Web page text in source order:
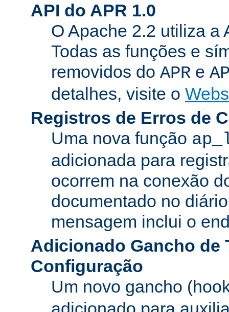
API do APR 1.0
O Apache 2.2 utiliza a
Todas as funções e
removidos do APR e
detalhes, visite o
Registros de Erros de
Uma nova função
adicionada para
ocorrem na conexão
documentado no
mensagem inclui o
Adicionado Gancho de
Configuração
Um novo gancho